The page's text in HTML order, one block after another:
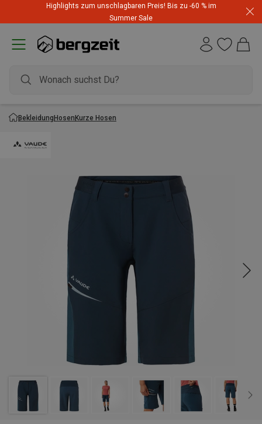
Highlights zum unschlagbaren Preis! Bis zu -60 % im
Summer Sale
BekleidungHosenKurze Hosen